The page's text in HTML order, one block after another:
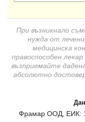
При възникнало
нужда от
медицинска
правоспособен
възприемайте
абсолютно
Фрамар ООД, ЕИК: